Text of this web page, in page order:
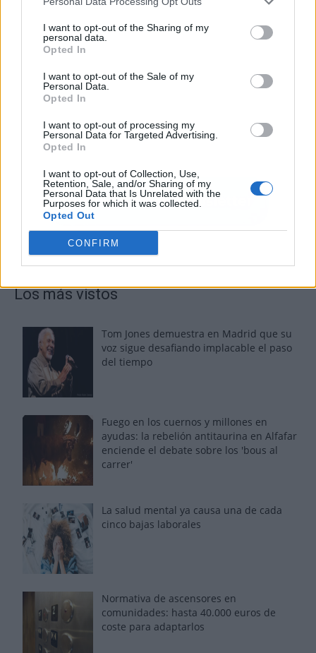
I want to opt-out of the Sharing of my
personal data.
Opted In
I want to opt-out of the Sale of my
Personal Data.
Opted In
I want to opt-out of processing my
Personal Data for Targeted Advertising.
Opted In
I want to opt-out of Collection, Use,
Retention, Sale, and/or Sharing of my
Personal Data that Is Unrelated with the
Purposes for which it was collected.
Opted Out
CONFIRM
Los más vistos
Tom Jones demuestra en Madrid que su
voz sigue desafiando implacable el paso
del tiempo
Fuego en los cuernos y millones en
ayudas: la rebelión antitaurina en Alfafar
enciende el debate sobre los 'bous al
carrer'
La salud mental ya causa una de cada
cinco bajas laborales
Normativa de ascensores en
comunidades: hasta 40.000 euros de
coste para adaptarlos